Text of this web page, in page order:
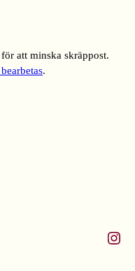
att minska skräppost.
.
Instagram